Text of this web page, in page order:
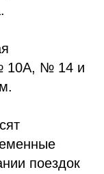
10A, № 14 и
поездок